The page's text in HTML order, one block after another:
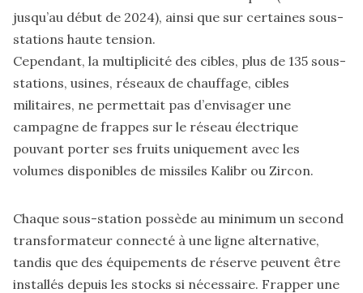
jusqu’au début de 2024), ainsi que sur certaines sous-
stations haute tension.
Cependant, la multiplicité des cibles, plus de 135 sous-
stations, usines, réseaux de chauffage, cibles
militaires, ne permettait pas d’envisager une
campagne de frappes sur le réseau électrique
pouvant porter ses fruits uniquement avec les
volumes disponibles de missiles Kalibr ou Zircon.
Chaque sous-station possède au minimum un second
transformateur connecté à une ligne alternative,
tandis que des équipements de réserve peuvent être
installés depuis les stocks si nécessaire. Frapper une